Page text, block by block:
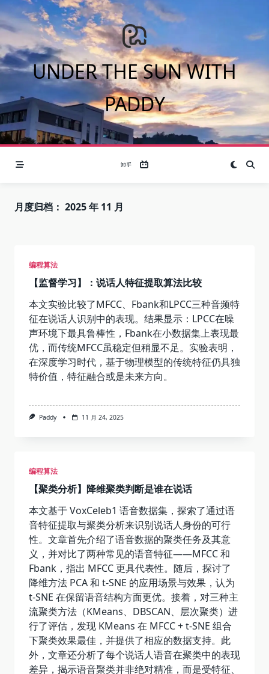
Skip
content
UNDER THE SUN WITH
PADDY
月度归档： 2025 年 11 月
编程算法
【监督学习】：说话人特征提取算法比较
本文实验比较了MFCC、Fbank和LPCC三种音频特
征在说话人识别中的表现。结果显示：LPCC在噪
声环境下最具鲁棒性，Fbank在小数据集上表现最
优，而传统MFCC虽稳定但稍显不足。实验表明，
在深度学习时代，基于物理模型的传统特征仍具独
特价值，特征融合或是未来方向。
Paddy 11 月 24, 2025
编程算法
【聚类分析】降维聚类判断是谁在说话
本文基于 VoxCeleb1 语音数据集，探索了通过语
音特征提取与聚类分析来识别说话人身份的可行
性。文章首先介绍了语音数据的聚类任务及其意
义，并对比了两种常见的语音特征——MFCC 和
Fbank，指出 MFCC 更具代表性。随后，探讨了
降维方法 PCA 和 t-SNE 的应用场景与效果，认为
t-SNE 在保留语音结构方面更优。接着，对三种主
流聚类方法（KMeans、DBSCAN、层次聚类）进
行了评估，发现 KMeans 在 MFCC + t-SNE 组合
下聚类效果最佳，并提供了相应的数据支持。此
外，文章还分析了每个说话人语音在聚类中的表现
差异，揭示语音聚类并非绝对精准，而是受特征、